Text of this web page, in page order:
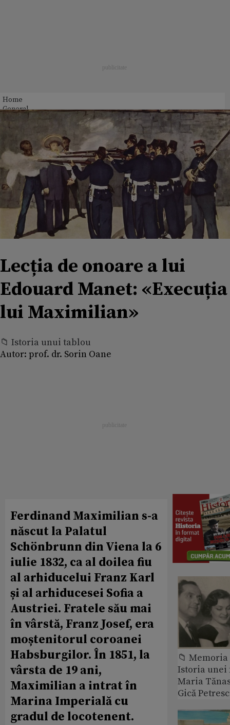
Home
General
Lecția de onoare a lui
Edouard Manet: «Execuția
lui Maximilian»
📁 Istoria unui tablou
Autor: prof. dr. Sorin Oane
Ferdinand Maximilian s-a
născut la Palatul
Schönbrunn din Viena la 6
iulie 1832, ca al doilea fiu
al arhiducelui Franz Karl
și al arhiducesei Sofia a
Austriei. Fratele său mai
în vârstă, Franz Josef, era
moștenitorul coroanei
Habsburgilor. În 1851, la
vârsta de 19 ani,
Maximilian a intrat în
Marina Imperială cu
gradul de locotenent.
📁
Istoria
Maria
Gică